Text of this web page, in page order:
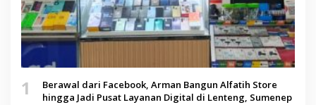
1
Berawal dari Facebook, Arman Bangun Alfatih Store
hingga Jadi Pusat Layanan Digital di Lenteng, Sumenep